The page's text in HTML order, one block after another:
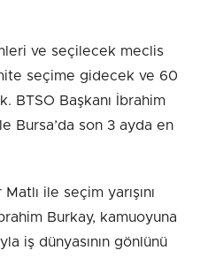
ve seçilecek meclis
seçime gidecek ve 60
BTSO Başkanı İbrahim
Bursa’da son 3 ayda en
ile seçim yarışını
Burkay, kamuoyuna
iş dünyasının gönlünü